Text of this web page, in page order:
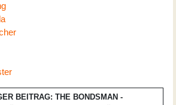
BEITRAG: THE BONDSMAN -